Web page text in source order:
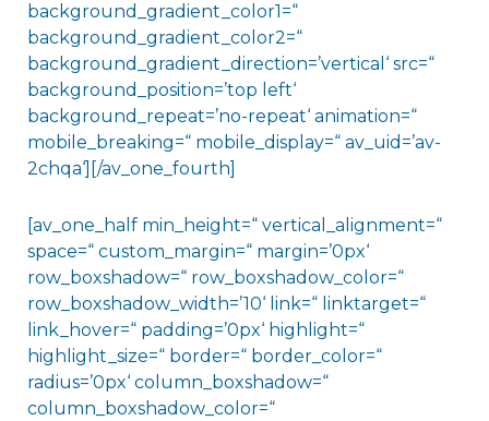
background_gradient_color1=“
background_gradient_color2=“
background_gradient_direction=’vertical‘ src=“
background_position=’top left‘
background_repeat=’no-repeat‘ animation=“
mobile_breaking=“ mobile_display=“ av_uid=’av-
2chqa‘][/av_one_fourth]
[av_one_half min_height=“ vertical_alignment=“
space=“ custom_margin=“ margin=’0px‘
row_boxshadow=“ row_boxshadow_color=“
row_boxshadow_width=’10‘ link=“ linktarget=“
link_hover=“ padding=’0px‘ highlight=“
highlight_size=“ border=“ border_color=“
radius=’0px‘ column_boxshadow=“
column_boxshadow_color=“